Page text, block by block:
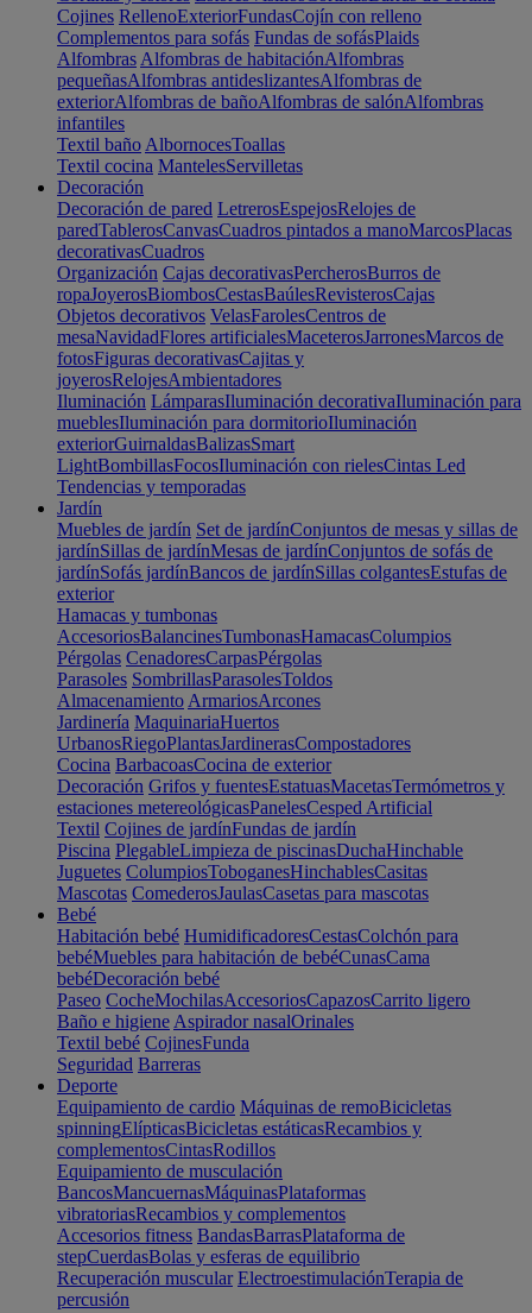
Cojines RellenoExteriorFundasCojín con relleno
Complementos para sofás Fundas de sofásPlaids
Alfombras Alfombras de habitaciónAlfombras
pequeñasAlfombras antideslizantesAlfombras de
exteriorAlfombras de bañoAlfombras de salónAlfombras
infantiles
Textil baño AlbornocesToallas
Textil cocina MantelesServilletas
Decoración
Decoración de pared LetrerosEspejosRelojes de
paredTablerosCanvasCuadros pintados a manoMarcosPlacas
decorativasCuadros
Organización Cajas decorativasPercherosBurros de
ropaJoyerosBiombosCestasBaúlesRevisterosCajas
Objetos decorativos VelasFarolesCentros de
mesaNavidadFlores artificialesMaceterosJarronesMarcos de
fotosFiguras decorativasCajitas y
joyerosRelojesAmbientadores
Iluminación LámparasIluminación decorativaIluminación para
mueblesIluminación para dormitorioIluminación
exteriorGuirnaldasBalizasSmart
LightBombillasFocosIluminación con rielesCintas Led
Tendencias y temporadas
Jardín
Muebles de jardín Set de jardínConjuntos de mesas y sillas de
jardínSillas de jardínMesas de jardínConjuntos de sofás de
jardínSofás jardínBancos de jardínSillas colgantesEstufas de
exterior
Hamacas y tumbonas
AccesoriosBalancinesTumbonasHamacasColumpios
Pérgolas CenadoresCarpasPérgolas
Parasoles SombrillasParasolesToldos
Almacenamiento ArmariosArcones
Jardinería MaquinariaHuertos
UrbanosRiegoPlantasJardinerasCompostadores
Cocina BarbacoasCocina de exterior
Decoración Grifos y fuentesEstatuasMacetasTermómetros y
estaciones metereológicasPanelesCesped Artificial
Textil Cojines de jardínFundas de jardín
Piscina PlegableLimpieza de piscinasDuchaHinchable
Juguetes ColumpiosToboganesHinchablesCasitas
Mascotas ComederosJaulasCasetas para mascotas
Bebé
Habitación bebé HumidificadoresCestasColchón para
bebéMuebles para habitación de bebéCunasCama
bebéDecoración bebé
Paseo CocheMochilasAccesoriosCapazosCarrito ligero
Baño e higiene Aspirador nasalOrinales
Textil bebé CojinesFunda
Seguridad Barreras
Deporte
Equipamiento de cardio Máquinas de remoBicicletas
spinningElípticasBicicletas estáticasRecambios y
complementosCintasRodillos
Equipamiento de musculación
BancosMancuernasMáquinasPlataformas
vibratoriasRecambios y complementos
Accesorios fitness BandasBarrasPlataforma de
stepCuerdasBolas y esferas de equilibrio
Recuperación muscular ElectroestimulaciónTerapia de
percusión